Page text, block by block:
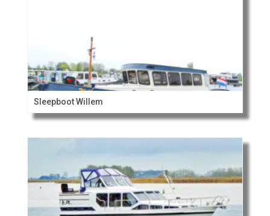
Sleepboot Willem